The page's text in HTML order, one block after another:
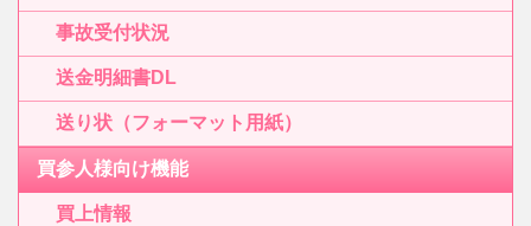
事故受付状況
送金明細書DL
送り状（フォーマット用紙）
買参人様向け機能
買上情報